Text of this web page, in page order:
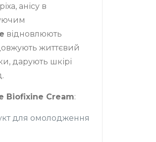
анісу в
відновлюють
життєвий
дарують шкірі
Biofixine Cream:
для омолодження